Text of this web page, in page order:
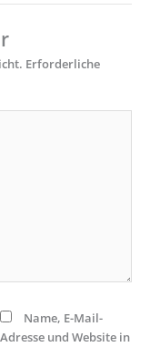
Erforderliche
Name, E-Mail-
Adresse und Website in